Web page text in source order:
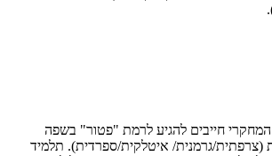
המחקרי חייבים להגיע לרמת "פטור" בשפה
(צרפתית/גרמנית/ איטלקית/ספרדית). תלמיד